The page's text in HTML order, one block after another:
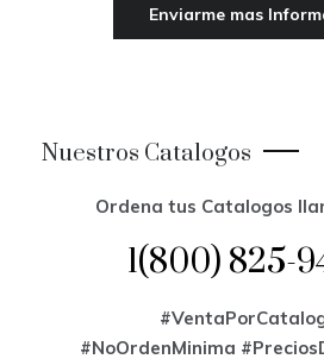
Nuestros Catalogos
Ordena tus Catalogos
1(800) 825-
#NoOrdenMinima